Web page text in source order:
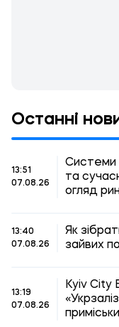
Останні
13:51
07.08.26
Системи
та
огляд
13:40
07.08.26
Як
зайвих
13:19
07.08.26
Kyiv City